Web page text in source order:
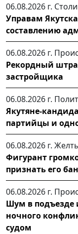
06.08.2026 г.
Управам
составлению
06.08.2026 г.
Рекордный
застройщика
06.08.2026 г.
Якутяне-
партийцы и
06.08.2026 г.
Фигурант
признать его
06.08.2026 г.
Шум в подъезде
ночного
судом